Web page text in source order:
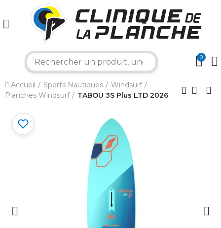
0
Accueil Sports Nautiques
Windsurf
Planches Windsurf
TABOU 3S Plus LTD 2026
Bonjour ! Je suis votre expert nautique.
Comment puis-je vous aider aujourd'hui ?